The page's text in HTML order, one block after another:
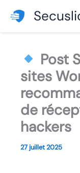
Post
sites
de
hackers
27 juillet 2025